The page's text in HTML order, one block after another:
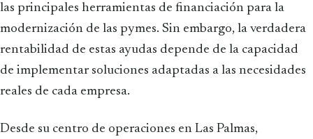
las principales herramientas de financiación para la
modernización de las pymes. Sin embargo, la verdadera
rentabilidad de estas ayudas depende de la capacidad
de implementar soluciones adaptadas a las necesidades
reales de cada empresa.
Desde su centro de operaciones en Las Palmas,